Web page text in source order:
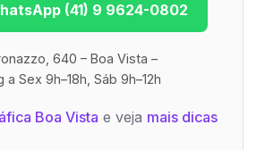
(41) 9 9624-0802
640 – Boa Vista –
a Sex 9h–18h, Sáb 9h–12h
Boa Vista e veja mais dicas